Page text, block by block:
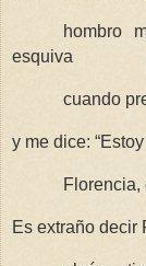
hombro
esquiva
cuando
y me dice:
Florencia,
Es extraño decir